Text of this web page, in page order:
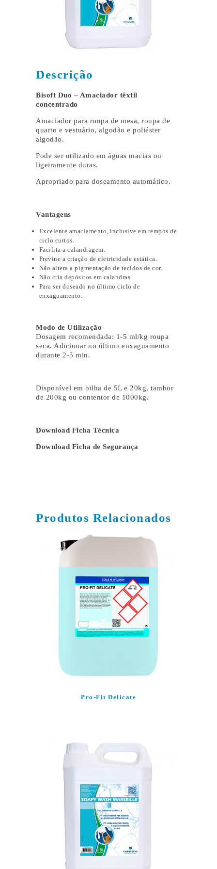
Descrição
Bisoft Duo – Amaciador têxtil
concentrado
Amaciador para roupa de mesa, roupa de
quarto e vestuário, algodão e poliéster
algodão.
Pode ser utilizado em águas macias ou
ligeiramente duras.
Apropriado para doseamento automático.
Vantagens
Excelente amaciamento, inclusive em tempos de
ciclo curtos.
Facilita a calandragem.
Previne a criação de eletricidade estática.
Não altera a pigmentação de tecidos de cor.
Não cria depósitos em calandras.
Para ser doseado no último ciclo de
enxaguamento.
Modo de Utilização
Dosagem recomendada: 1-5 ml/kg roupa
seca. Adicionar no último enxaguamento
durante 2-5 min.
Disponível em bilha de 5L e 20kg, tambor
de 200kg ou contentor de 1000kg.
Download Ficha Técnica
Download Ficha de Segurança
Produtos Relacionados
Pro-Fit Delicate